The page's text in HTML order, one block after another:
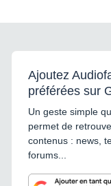
Ajoutez
préférées sur
Un geste simple
permet de
contenus : news,
forums...